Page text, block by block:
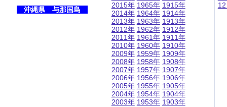
沖縄県 与那国島
2015年
2014年
2013年
2012年
2011年
2010年
2009年
2008年
2007年
2006年
2005年
2004年
2003年
1965年
1964年
1963年
1962年
1961年
1960年
1959年
1958年
1957年
1956年
1955年
1954年
1953年
1915年
1914年
1913年
1912年
1911年
1910年
1909年
1908年
1907年
1906年
1905年
1904年
1903年